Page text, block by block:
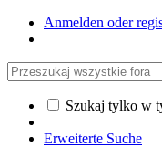
Anmelden oder
Szukaj tylko w
Erweiterte Suche